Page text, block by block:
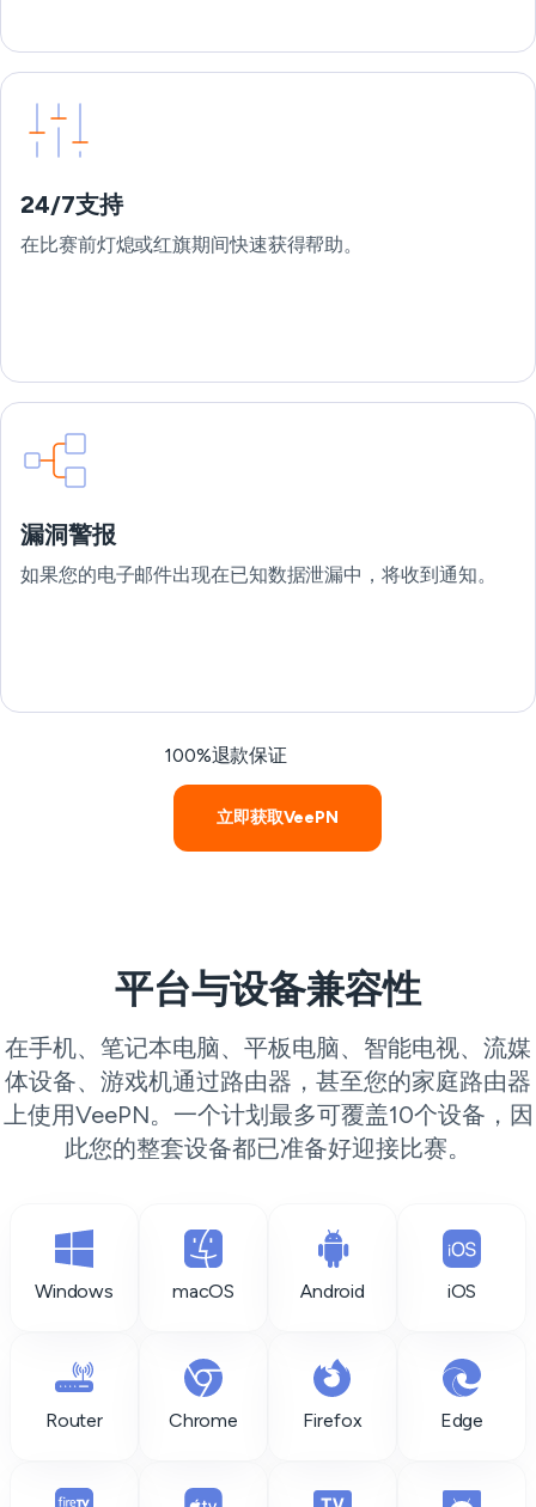
24/7支持
在比赛前灯熄或红旗期间快速获得帮助。
漏洞警报
如果您的电子邮件出现在已知数据泄漏中，将收到通知。
100%退款保证
立即获取VeePN
平台与设备兼容性
在手机、笔记本电脑、平板电脑、智能电视、流媒
体设备、游戏机通过路由器，甚至您的家庭路由器
上使用VeePN。一个计划最多可覆盖10个设备，因
此您的整套设备都已准备好迎接比赛。
Windows macOS Android iOS
Router Chrome Firefox Edge